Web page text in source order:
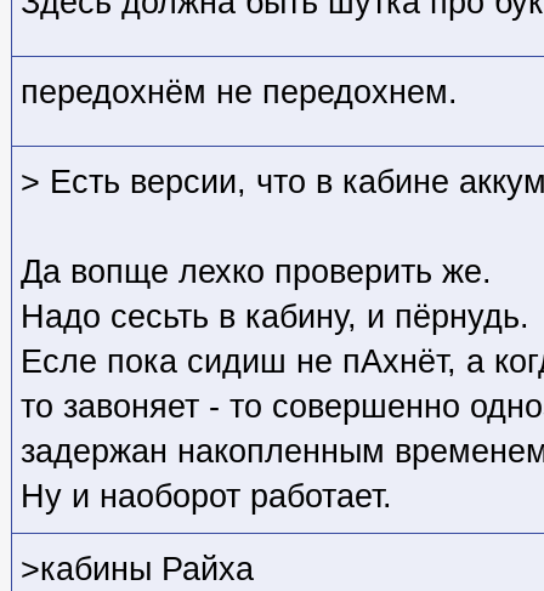
передохнём не передохнем.
> Есть версии, что в кабине
Да вопще лехко проверить же.
Надо сесьть в кабину, и пёрнудь.
Есле пока сидиш не пАхнёт, а
то завоняет - то совершенно
задержан накопленным
Ну и наоборот работает.
>кабины Райха